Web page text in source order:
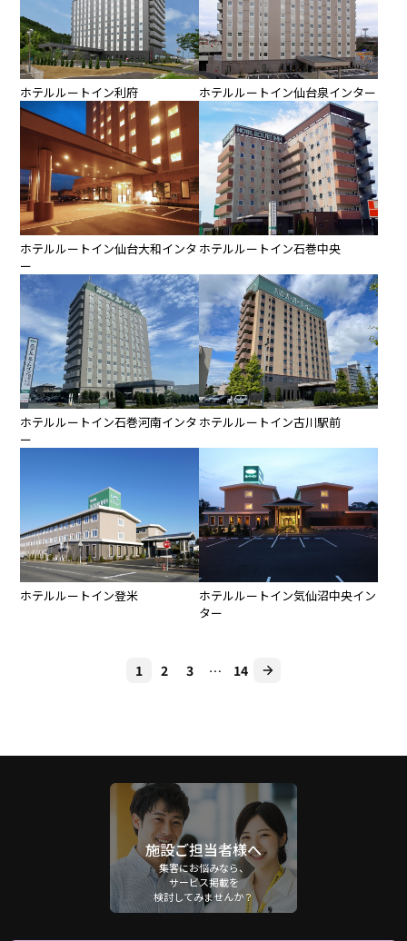
ホテルルートイン利府 ホテルルートイン仙台泉インター
ホテルルートイン仙台大和インタ
ー
ホテルルートイン石巻中央
ホテルルートイン石巻河南インタ
ー
ホテルルートイン古川駅前
ホテルルートイン登米
ホテルルートイン気仙沼中央イン
ター
1 2 3 … 14
施設ご担当者様へ
集客にお悩みなら、
サービス掲載を
検討してみませんか？